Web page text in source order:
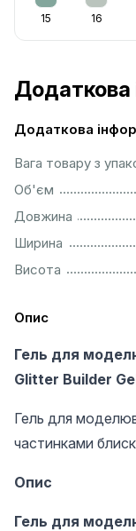
15 16
Додаткова
Додаткова
Вага товару з
Об'єм
Довжина
Ширина
Висота
Опис
Гель для
Glitter Builder Gel
Гель для
частинками
Опис
Гель для